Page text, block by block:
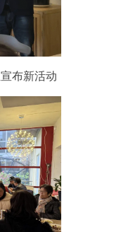
布新活动